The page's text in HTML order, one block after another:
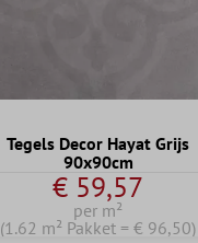
Tegels Decor Hayat Grijs
90x90cm
€ 59,57
per m²
(1.62 m² Pakket = € 96,50)